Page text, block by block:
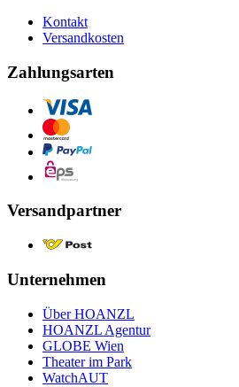
Kontakt
Versandkosten
Zahlungsarten
Versandpartner
Unternehmen
Über HOANZL
HOANZL Agentur
GLOBE Wien
Theater im Park
WatchAUT